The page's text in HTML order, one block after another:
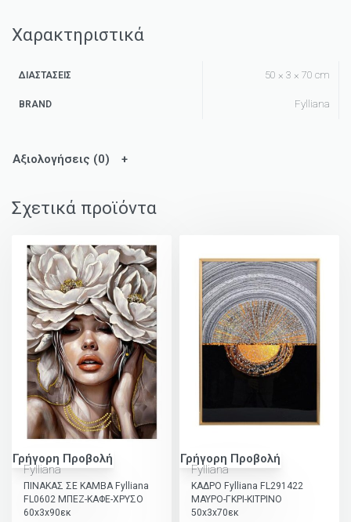
Χαρακτηριστικά
ΔΙΑΣΤΆΣΕΙΣ 50 × 3 × 70 cm
BRAND Fylliana
Αξιολογήσεις (0)
Σχετικά προϊόντα
Γρήγορη Προβολή
Fylliana
ΠΙΝΑΚΑΣ ΣΕ ΚΑΜΒΑ Fylliana
FL0602 ΜΠΕΖ-ΚΑΦΕ-ΧΡΥΣΟ
60x3x90εκ
Γρήγορη Προβολή
Fylliana
ΚΑΔΡΟ Fylliana FL291422
ΜΑΥΡΟ-ΓΚΡΙ-ΚΙΤΡΙΝΟ
50x3x70εκ